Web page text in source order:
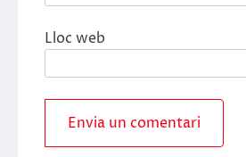
Lloc web